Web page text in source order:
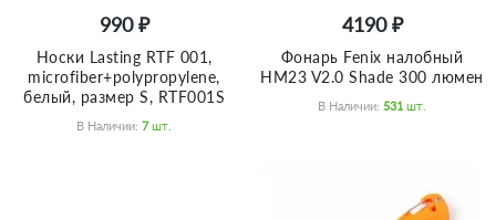
990 ₽
Носки Lasting RTF 001,
microfiber+polypropylene,
белый, размер S, RTF001S
В Наличии: 7 Шт.
4190 ₽
Фонарь Fenix налобный
HM23 V2.0 Shade 300 люмен
В Наличии: 531 Шт.